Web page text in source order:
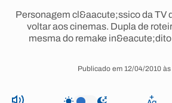
Personagem cl&aacute;ssico da TV
voltar aos cinemas. Dupla de
mesma do remake
Publicado em 12/04/2010 às